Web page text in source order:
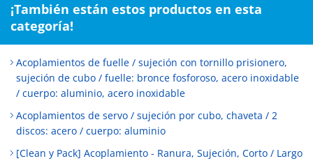
¡También están estos productos en esta
categoría!
Acoplamientos de fuelle / sujeción con tornillo prisionero,
sujeción de cubo / fuelle: bronce fosforoso, acero inoxidable
/ cuerpo: aluminio, acero inoxidable
Acoplamientos de servo / sujeción por cubo, chaveta / 2
discos: acero / cuerpo: aluminio
[Clean y Pack] Acoplamiento - Ranura, Sujeción, Corto / Largo